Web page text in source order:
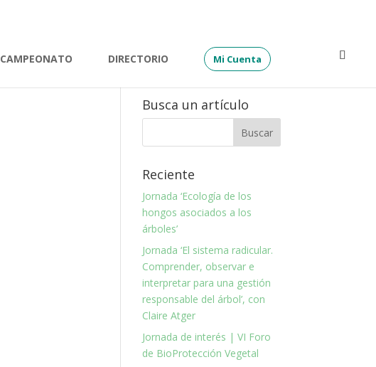
CAMPEONATO DIRECTORIO Mi Cuenta
Busca un artículo
Reciente
Jornada ‘Ecología de los
hongos asociados a los
árboles’
Jornada ‘El sistema radicular.
Comprender, observar e
interpretar para una gestión
responsable del árbol’, con
Claire Atger
Jornada de interés | VI Foro
de BioProtección Vegetal